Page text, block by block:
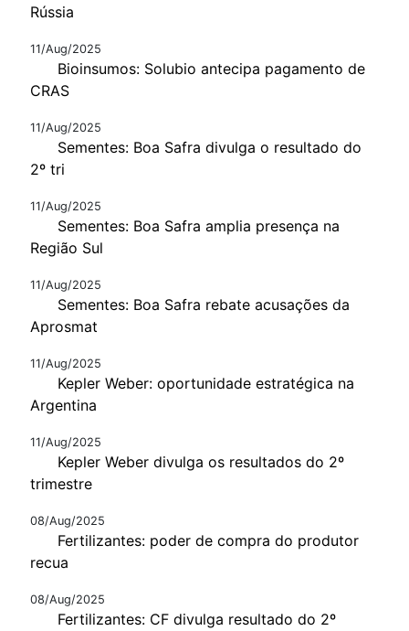
Rússia
11/Aug/2025
Bioinsumos: Solubio antecipa pagamento de
CRAS
11/Aug/2025
Sementes: Boa Safra divulga o resultado do
2º tri
11/Aug/2025
Sementes: Boa Safra amplia presença na
Região Sul
11/Aug/2025
Sementes: Boa Safra rebate acusações da
Aprosmat
11/Aug/2025
Kepler Weber: oportunidade estratégica na
Argentina
11/Aug/2025
Kepler Weber divulga os resultados do 2º
trimestre
08/Aug/2025
Fertilizantes: poder de compra do produtor
recua
08/Aug/2025
Fertilizantes: CF divulga resultado do 2º